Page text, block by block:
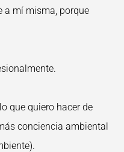
a mí misma, porque
que quiero hacer de
conciencia ambiental